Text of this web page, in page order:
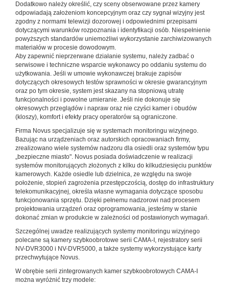
Dodatkowo należy określić, czy sceny obserwowane przez kamery
odpowiadają założeniom koncepcyjnym oraz czy sygnał wizyjny jest
zgodny z normami telewizji dozorowej i odpowiednimi przepisami
dotyczącymi warunków rozpoznania i identyfikacji osób. Niespełnienie
powyższych standardów uniemożliwi wykorzystanie zarchiwizowanych
materiałów w procesie dowodowym.
Aby zapewnić nieprzerwane działanie systemu, należy zadbać o
serwisowe i techniczne wsparcie wykonawcy po oddaniu systemu do
użytkowania. Jeśli w umowie wykonawczej brakuje zapisów
dotyczących okresowych testów sprawności w okresie gwarancyjnym
oraz po tym okresie, system jest skazany na stopniową utratę
funkcjonalności i powolne umieranie. Jeśli nie dokonuje się
okresowych przeglądów i napraw oraz nie czyści kamer i obudów
(kloszy), komfort i efekty pracy operatorów są ograniczone.
Firma Novus specjalizuje się w systemach monitoringu wizyjnego.
Bazując na urządzeniach oraz autorskich opracowaniach firmy,
zrealizowano wiele systemów nadzoru dla osiedli oraz systemów typu
„bezpieczne miasto". Novus posiada doświadczenie w realizacji
systemów monitorujących złożonych z kilku do kilkudziesięciu punktów
kamerowych. Każde osiedle lub dzielnica, ze względu na swoje
położenie, stopień zagrożenia przestępczością, dostęp do infrastruktury
telekomunikacyjnej, określa własne wymagania dotyczące sposobu
funkcjonowania sprzętu. Dzięki pełnemu nadzorowi nad procesem
projektowania urządzeń oraz oprogramowania, jesteśmy w stanie
dokonać zmian w produkcie w zależności od postawionych wymagań.
Szczególnej uwadze realizujących systemy monitoringu wizyjnego
polecane są kamery szybkoobrotowe serii CAMA-I, rejestratory serii
NV-DVR3000 i NV-DVR5000, a także systemy wykorzystujące karty
przechwytujące Novus.
W obrębie serii zintegrowanych kamer szybkoobrotowych CAMA-I
można wyróżnić trzy modele: